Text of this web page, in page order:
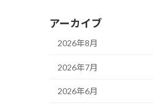
アーカイブ
2026年8月
2026年7月
2026年6月